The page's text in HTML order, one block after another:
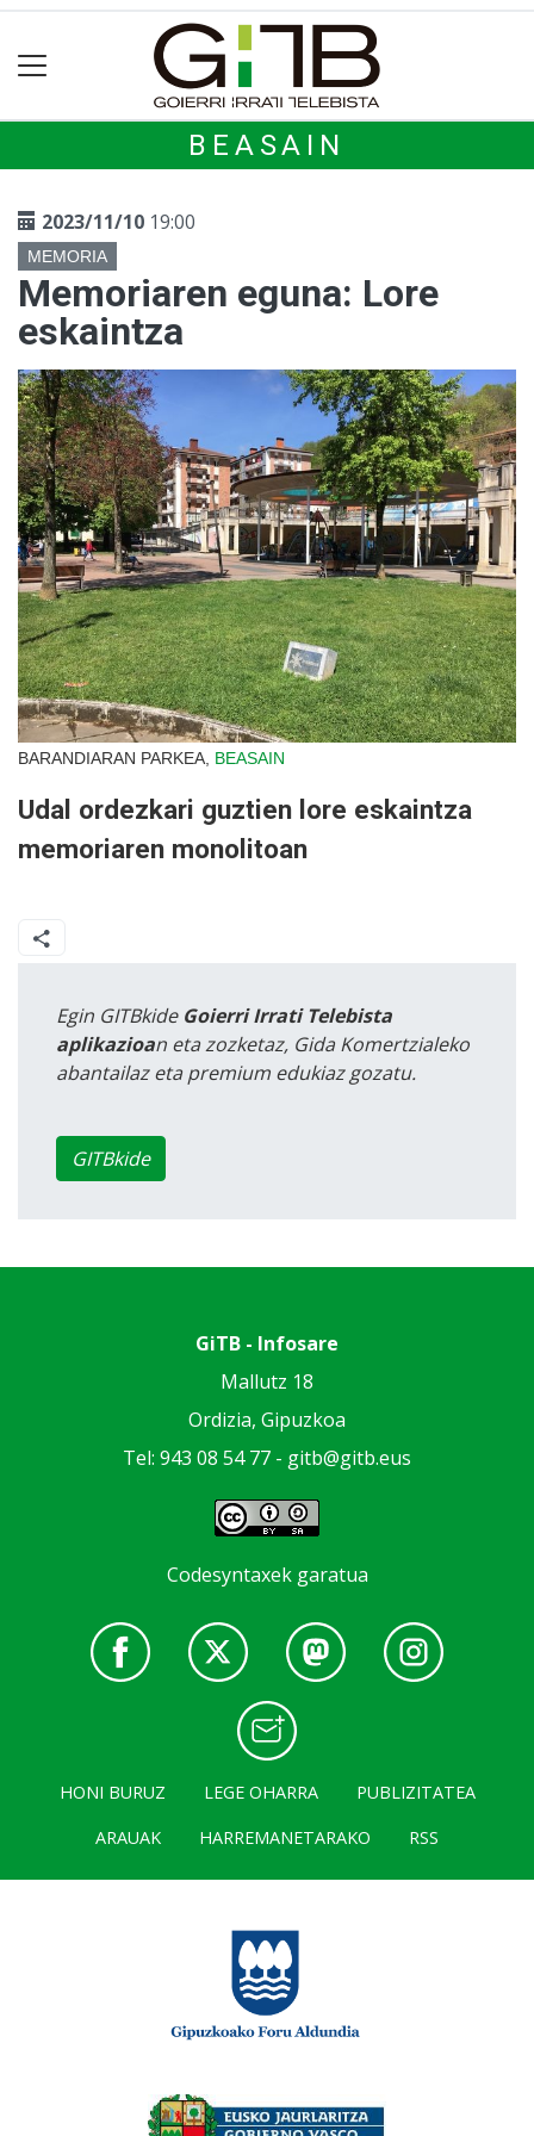
BEASAIN
2023/11/10 19:00
MEMORIA
Memoriaren eguna: Lore
eskaintza
BARANDIARAN PARKEA, BEASAIN
Udal ordezkari guztien lore eskaintza
memoriaren monolitoan
Egin GITBkide Goierri Irrati Telebista
aplikazioan eta zozketaz, Gida Komertzialeko
abantailaz eta premium edukiaz gozatu.
GITBkide
GiTB - Infosare
Mallutz 18
Ordizia, Gipuzkoa
Tel: 943 08 54 77 - gitb@gitb.eus
Codesyntaxek garatua
HONI BURUZ LEGE OHARRA
PUBLIZITATEA
ARAUAK
HARREMANETARAKO RSS